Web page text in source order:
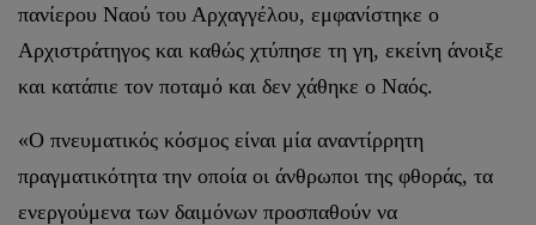
πανίερου Ναού του Αρχαγγέλου, εμφανίστηκε ο
Αρχιστράτηγος και καθώς χτύπησε τη γη, εκείνη άνοιξε
και κατάπιε τον ποταμό και δεν χάθηκε ο Ναός.
«Ο πνευματικός κόσμος είναι μία αναντίρρητη
πραγματικότητα την οποία οι άνθρωποι της φθοράς, τα
ενεργούμενα των δαιμόνων προσπαθούν να